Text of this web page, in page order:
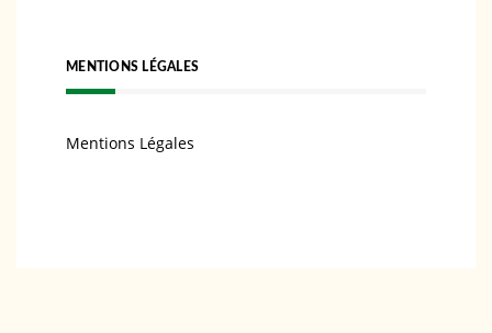
MENTIONS LÉGALES
Mentions Légales